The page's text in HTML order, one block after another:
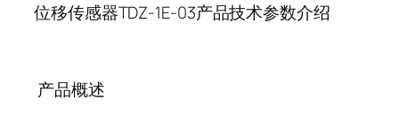
位移传感器TDZ-1E-03产品技术参数介绍
产品概述